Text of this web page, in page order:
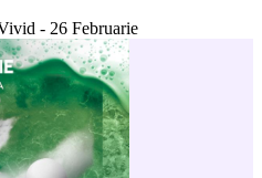
- 26 Februarie